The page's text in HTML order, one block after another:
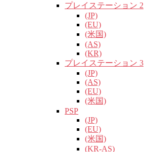
プレイステーション 2
(JP)
(EU)
(米国)
(AS)
(KR)
プレイステーション 3
(JP)
(AS)
(EU)
(米国)
PSP
(JP)
(EU)
(米国)
(KR-AS)